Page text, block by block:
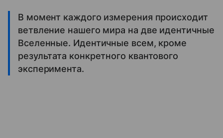
В момент каждого измерения происходит
ветвление нашего мира на две идентичные
Вселенные. Идентичные всем, кроме
результата конкретного квантового
эксперимента.